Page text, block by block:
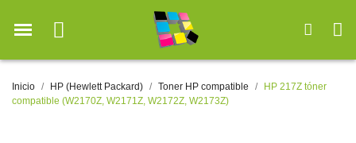
Inicio HP (Hewlett Packard) Toner HP compatible
HP 217Z tóner
compatible (W2170Z, W2171Z, W2172Z, W2173Z)